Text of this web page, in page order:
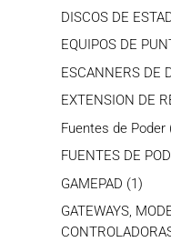
DISCOS DE
EQUIPOS DE
ESCANNERS DE
EXTENSION DE
Fuentes de Poder
FUENTES DE
GAMEPAD 11
GATEWAYS,